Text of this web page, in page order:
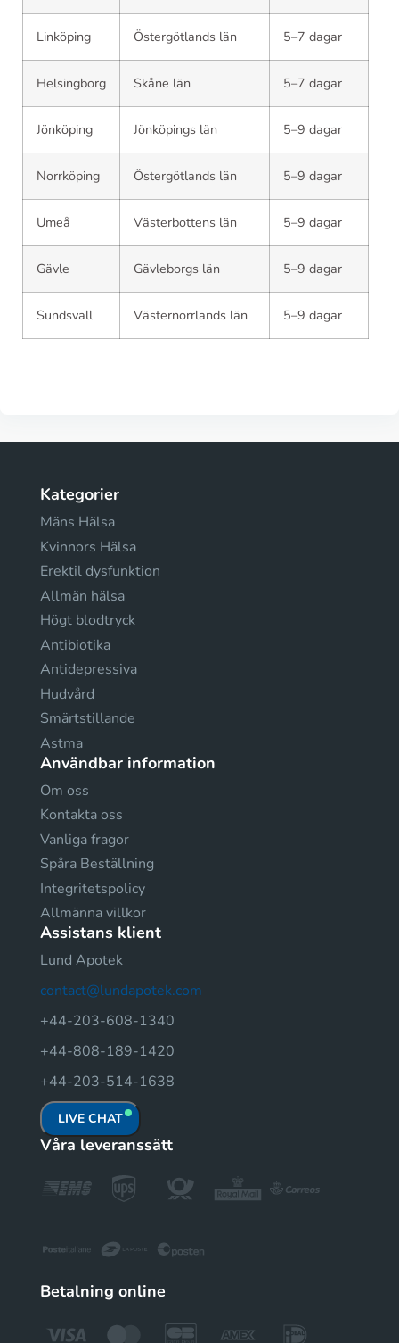
Linköping Östergötlands län 5–7 dagar
Helsingborg Skåne län 5–7 dagar
Jönköping Jönköpings län 5–9 dagar
Norrköping Östergötlands län 5–9 dagar
Umeå Västerbottens län 5–9 dagar
Gävle Gävleborgs län 5–9 dagar
Sundsvall Västernorrlands län 5–9 dagar
Kategorier
Mäns Hälsa
Kvinnors Hälsa
Erektil dysfunktion
Allmän hälsa
Högt blodtryck
Antibiotika
Antidepressiva
Hudvård
Smärtstillande
Astma
Användbar information
Om oss
Kontakta oss
Vanliga fragor
Spåra Beställning
Integritetspolicy
Allmänna villkor
Assistans klient
Lund Apotek
contact@lundapotek.com
+44-203-608-1340
+44-808-189-1420
+44-203-514-1638
LIVE CHAT
Våra leveranssätt
Betalning online